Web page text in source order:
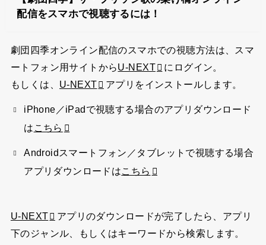
配信をスマホで視聴するには！
劇団四季オンライン配信のスマホでの視聴方法は、スマ
ートフォン用サイトからU-NEXT
にログイン。
もしくは、 U-NEXT アプリをインストールします。
iPhone／iPadで視聴する場合のアプリダウンロード
は こちら
Androidスマートフォン／タブレットで視聴する場合
アプリダウンロードはこちら
U-NEXT
アプリのダウンロードが完了したら、アプリ
下のジャンル、もしくはキーワードから検索します。